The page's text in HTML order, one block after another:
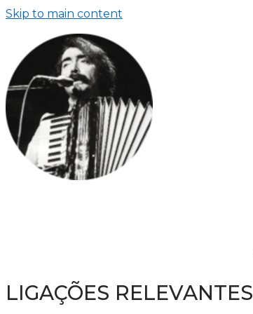
Skip to main content
LIGAÇÕES RELEVANTES